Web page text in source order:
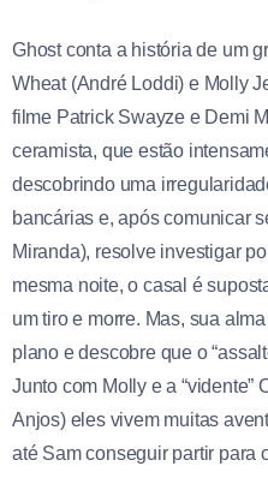
Ghost conta a história de um
Wheat (André Loddi) e Molly
filme Patrick Swayze e Demi
ceramista, que estão
descobrindo uma
bancárias e, após comunicar
Miranda), resolve investigar
mesma noite, o casal é
um tiro e morre. Mas, sua
plano e descobre que o
Junto com Molly e a “vidente”
Anjos) eles vivem muitas
até Sam conseguir partir para